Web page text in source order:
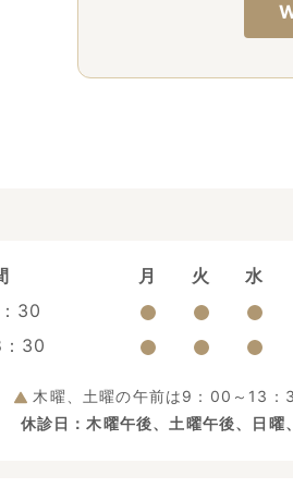
木曜、土曜の午前は9：00～13：
休診日：木曜午後、土曜午後、日曜
月 火 水
30
30